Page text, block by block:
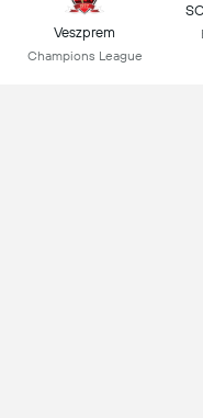
Veszprem
Champions League